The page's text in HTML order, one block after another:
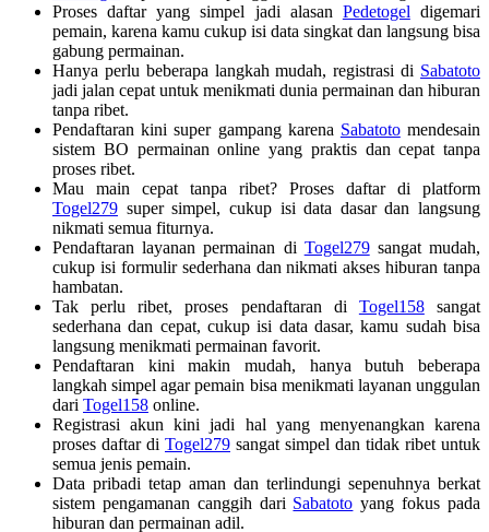
Proses daftar yang simpel jadi alasan Pedetogel digemari
pemain, karena kamu cukup isi data singkat dan langsung bisa
gabung permainan.
Hanya perlu beberapa langkah mudah, registrasi di Sabatoto
jadi jalan cepat untuk menikmati dunia permainan dan hiburan
tanpa ribet.
Pendaftaran kini super gampang karena Sabatotomendesain
sistem BO permainan online yang praktis dan cepat tanpa
proses ribet.
Mau main cepat tanpa ribet? Proses daftar di platform
Togel279 super simpel, cukup isi data dasar dan langsung
nikmati semua fiturnya.
Pendaftaran layanan permainan di Togel279sangat mudah,
cukup isi formulir sederhana dan nikmati akses hiburan tanpa
hambatan.
Tak perlu ribet, proses pendaftaran di Togel158sangat
sederhana dan cepat, cukup isi data dasar, kamu sudah bisa
langsung menikmati permainan favorit.
Pendaftaran kini makin mudah, hanya butuh beberapa
langkah simpel agar pemain bisa menikmati layanan unggulan
dari Togel158 online.
Registrasi akun kini jadi hal yang menyenangkan karena
proses daftar di Togel279 sangat simpel dan tidak ribet untuk
semua jenis pemain.
Data pribadi tetap aman dan terlindungi sepenuhnya berkat
sistem pengamanan canggih dari Sabatoto yang fokus pada
hiburan dan permainan adil.